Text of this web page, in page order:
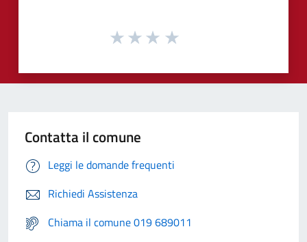
Contatta il comune
Leggi le domande frequenti
Richiedi Assistenza
Chiama il comune 019 689011